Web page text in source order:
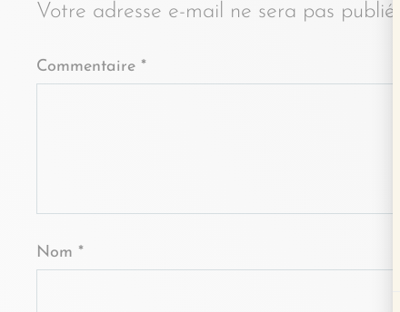
Votre adresse e-mail ne sera pas publiée.
Commentaire *
Nom *